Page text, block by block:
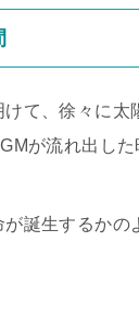
て、徐々に太
が流れ出した
が誕生するかの